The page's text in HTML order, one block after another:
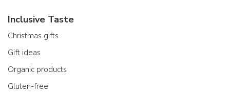
Inclusive Taste
Christmas gifts
Gift ideas
Organic products
Gluten-free